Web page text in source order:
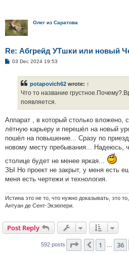
Олег из Саратова
Re: Абгрейд УТшки или новый
P03 Dec 2024 19:53
potapovich62 wrote: ↑
Что то название
появляется.
Аппарат , в который столько вложено,
лётную карьеру и перешёл на новый
пошёл на повышение... Сразу по
новому месту пребывания... Надеюсь,
столице будет не менее яркая...
ЗЫ Но проект не закрыт, у меня есть
меня есть чертежи и технология.
Истина это не то, что нужно доказывать, это
Антуан де Сент-Экзюпери.
Post Reply
592 posts Page 40 of 40
Previous
1 36